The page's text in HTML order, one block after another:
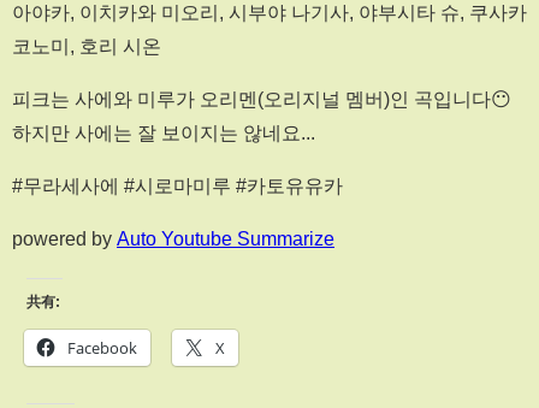
아야카, 이치카와 미오리, 시부야 나기사, 야부시타 슈, 쿠사카
코노미, 호리 시온
피크는 사에와 미루가 오리멘(오리지널 멤버)인 곡입니다😶
하지만 사에는 잘 보이지는 않네요...
#무라세사에 #시로마미루 #카토유유카
powered by Auto Youtube Summarize
共有:
Facebook X